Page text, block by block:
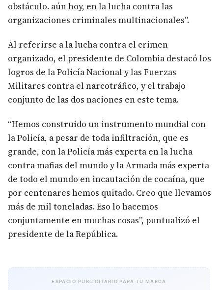
obstáculo. aún hoy, en la lucha contra las
organizaciones criminales multinacionales”.
Al referirse a la lucha contra el crimen
organizado, el presidente de Colombia destacó los
logros de la Policía Nacional y las Fuerzas
Militares contra el narcotráfico, y el trabajo
conjunto de las dos naciones en este tema.​
“Hemos construido un instrumento mundial con
la Policía, a pesar de toda infiltración, que es
grande, con la Policía más experta en la lucha
contra mafias del mundo y la Armada más experta
de todo el mundo en incautación de cocaína, que
por centenares hemos quitado. Creo que llevamos
más de mil toneladas. Eso lo hacemos
conjuntamente en muchas cosas”, puntualizó el
presidente de la República.
ESPACIO PUBLICITARIO PARA TU MARCA